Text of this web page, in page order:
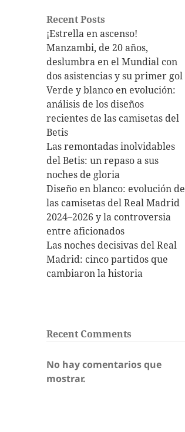
Recent Posts
¡Estrella en ascenso!
Manzambi, de 20 años,
deslumbra en el Mundial con
dos asistencias y su primer gol
Verde y blanco en evolución:
análisis de los diseños
recientes de las camisetas del
Betis
Las remontadas inolvidables
del Betis: un repaso a sus
noches de gloria
Diseño en blanco: evolución de
las camisetas del Real Madrid
2024–2026 y la controversia
entre aficionados
Las noches decisivas del Real
Madrid: cinco partidos que
cambiaron la historia
Recent Comments
No hay comentarios que
mostrar.